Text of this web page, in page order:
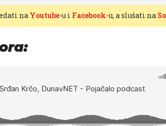
na Youtube-u i Facebook-u, a slušati na